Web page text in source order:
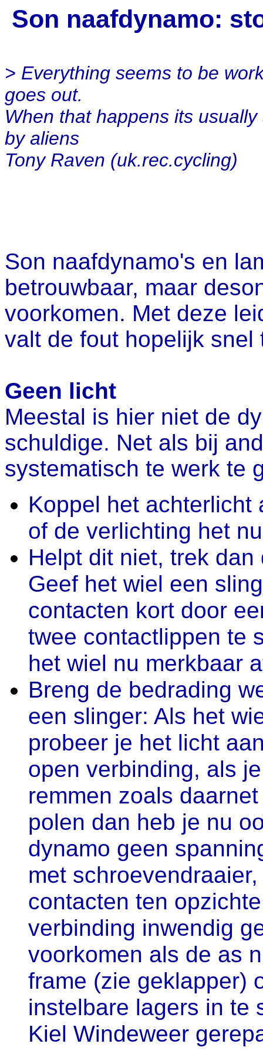
Son naafdynamo:
> Everything seems to be
goes out.
When that happens its
by aliens
Tony Raven (uk.rec.cycling)
Son naafdynamo's en
betrouwbaar, maar
voorkomen. Met deze
valt de fout hopelijk
Geen licht
Meestal is hier niet de
schuldige. Net als bij
systematisch te werk te
Koppel het achterlicht
of de verlichting het
Helpt dit niet, trek
Geef het wiel een
contacten kort door
twee contactlippen te
het wiel nu merkbaar
Breng de bedrading
een slinger: Als het
probeer je het licht
open verbinding, als
remmen zoals
polen dan heb je nu
dynamo geen
met
contacten ten
verbinding inwendig
voorkomen als de as
frame (zie geklapper)
instelbare lagers in te
Kiel Windeweer